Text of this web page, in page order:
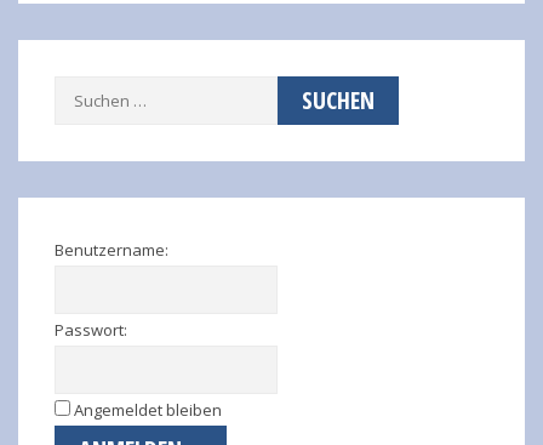
Suchen
Benutzername:
Passwort:
Angemeldet bleiben